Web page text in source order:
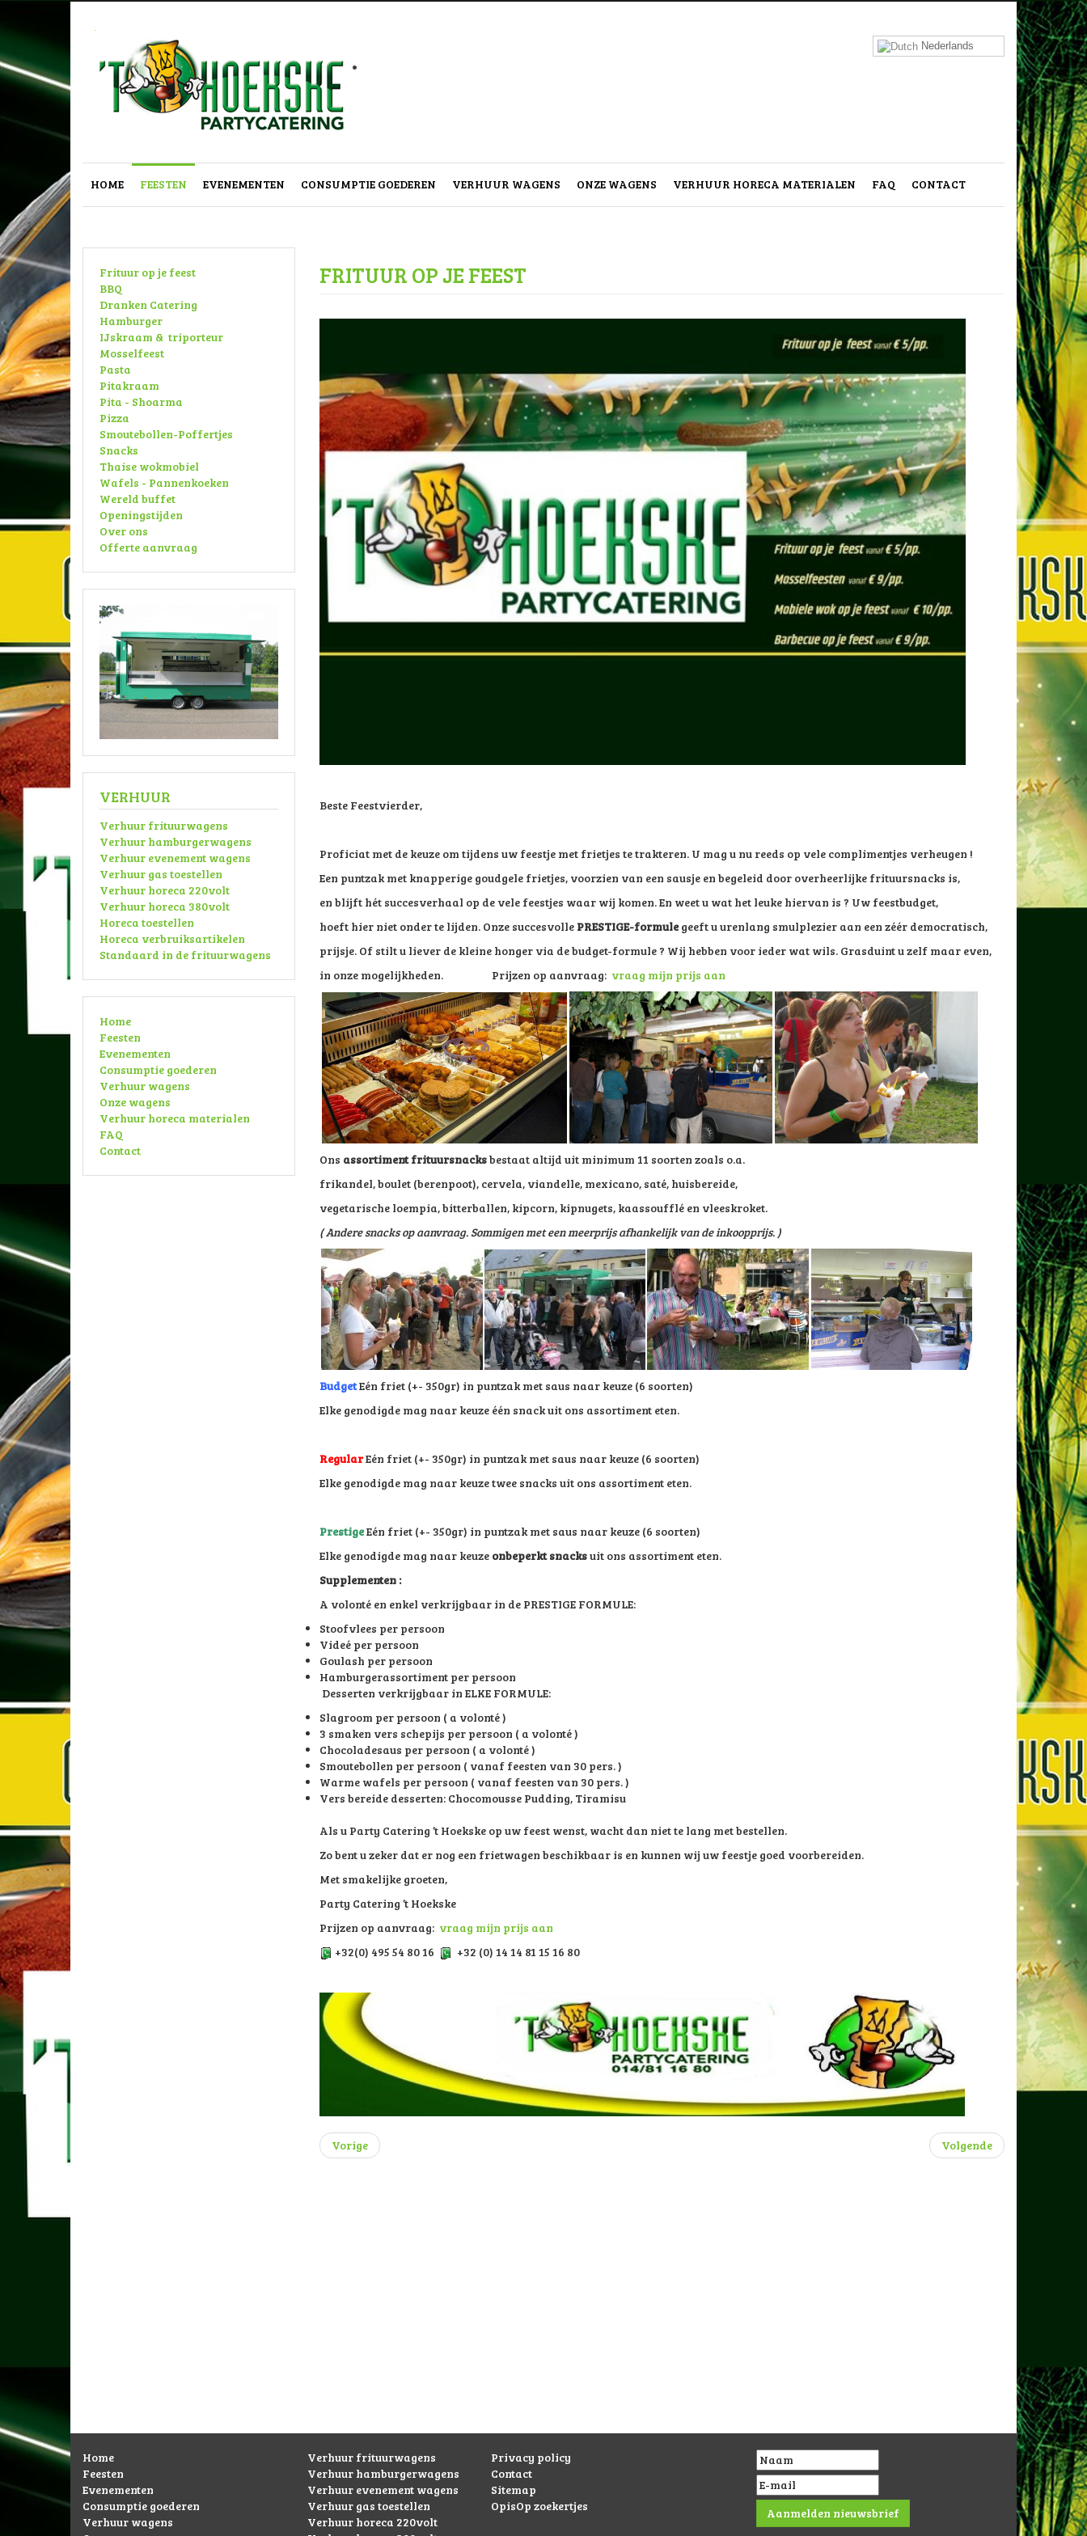
. Nederlands
HOME FEESTEN EVENEMENTEN CONSUMPTIE GOEDEREN VERHUUR WAGENS ONZE WAGENS VERHUUR HORECA MATERIALEN FAQ CONTACT
Frituur op je feest
BBQ
Dranken Catering
Hamburger
IJskraam & triporteur
Mosselfeest
Pasta
Pitakraam
Pita - Shoarma
Pizza
Smoutebollen-Poffertjes
Snacks
Thaise wokmobiel
Wafels - Pannenkoeken
Wereld buffet
Openingstijden
Over ons
Offerte aanvraag
VERHUUR
Verhuur frituurwagens
Verhuur hamburgerwagens
Verhuur evenement wagens
Verhuur gas toestellen
Verhuur horeca 220volt
Verhuur horeca 380volt
Horeca toestellen
Horeca verbruiksartikelen
Standaard in de frituurwagens
Home
Feesten
Evenementen
Consumptie goederen
Verhuur wagens
Onze wagens
Verhuur horeca materialen
FAQ
Contact
FRITUUR OP JE FEEST
Beste Feestvierder,
Proficiat met de keuze om tijdens uw feestje met frietjes te trakteren. U mag u nu reeds op vele complimentjes verheugen !
Een puntzak met knapperige goudgele frietjes, voorzien van een sausje en begeleid door overheerlijke frituursnacks is,
en blijft hét succesverhaal op de vele feestjes waar wij komen.En weet u wat het leuke hiervan is ? Uw feestbudget,
hoeft hier niet onder te lijden. Onze succesvolle PRESTIGE-formulegeeft u urenlang smulplezier aan een zéér democratisch,
prijsje. Of stilt u liever de kleine honger via de budget-formule ? Wij hebben voor ieder wat wils. Grasduint u zelf maar even,
in onze mogelijkheden. Prijzen op aanvraag: vraag mijn prijs aan
Ons assortiment frituursnacksbestaat altijd uit minimum 11 soorten zoals o.a.
frikandel, boulet (berenpoot), cervela, viandelle, mexicano, saté, huisbereide,
vegetarische loempia, bitterballen, kipcorn, kipnugets, kaassoufflé en vleeskroket.
( Andere snacks op aanvraag. Sommigen met een meerprijs afhankelijk van de inkoopprijs. )
BudgetEén friet (+- 350gr) in puntzak met saus naar keuze (6 soorten)
Elke genodigde mag naar keuze één snack uit ons assortiment eten.
RegularEén friet (+- 350gr) in puntzak met saus naar keuze (6 soorten)
Elke genodigde mag naar keuze twee snacks uit ons assortiment eten.
PrestigeEén friet (+- 350gr) in puntzak met saus naar keuze (6 soorten)
Elke genodigde mag naar keuze onbeperkt snacksuit ons assortiment eten.
Supplementen :
A volonté en enkel verkrijgbaar in de PRESTIGE FORMULE:
Stoofvlees per persoon
Videé per persoon
Goulash per persoon
Hamburgerassortiment per persoon
Desserten verkrijgbaar in ELKE FORMULE:
Slagroom per persoon ( a volonté )
3 smaken vers schepijs per persoon ( a volonté )
Chocoladesaus per persoon ( a volonté )
Smoutebollen per persoon ( vanaf feesten van 30 pers. )
Warme wafels per persoon ( vanaf feesten van 30 pers. )
Vers bereide desserten: Chocomousse Pudding, Tiramisu
Als u Party Catering ’t Hoekske op uw feest wenst, wacht dan niet te lang met bestellen.
Zo bent u zeker dat er nog een frietwagen beschikbaar is en kunnen wij uw feestje goed voorbereiden.
Met smakelijke groeten,
Party Catering ’t Hoekske
Prijzen op aanvraag: vraag mijn prijs aan
+32(0) 495 54 80 16
+32 (0) 14 14 81 15 16 80
Vorige Volgende
Home
Feesten
Evenementen
Consumptie goederen
Verhuur wagens
Verhuur frituurwagens
Verhuur hamburgerwagens
Verhuur evenement wagens
Verhuur gas toestellen
Verhuur horeca 220volt
Privacy policy
Contact
Sitemap
OpisOp zoekertjes